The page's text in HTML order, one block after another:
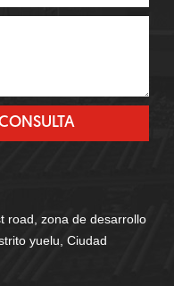
road, zona de desarrollo
yuelu, Ciudad